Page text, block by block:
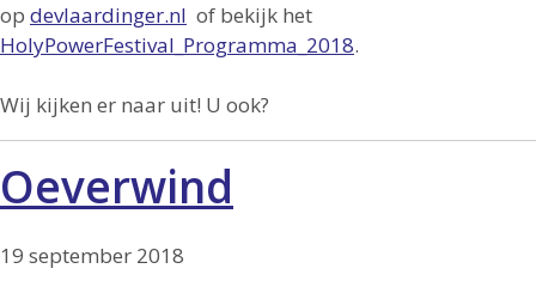
op devlaardinger.nl of bekijk het
HolyPowerFestival_Programma_2018.
Wij kijken er naar uit! U ook?
Oeverwind
19 september 2018